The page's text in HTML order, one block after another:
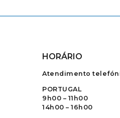
HORÁRIO
Atendimento
PORTUGAL
9h00 – 11h00
14h00 – 16h00